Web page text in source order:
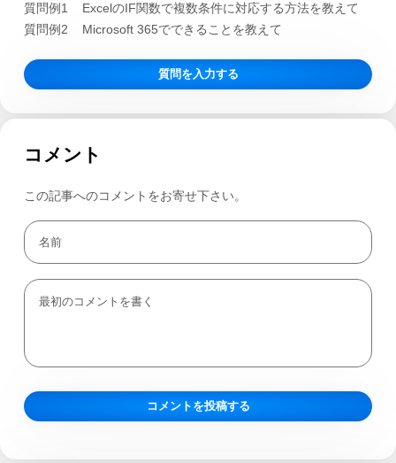
質問例1
ExcelのIF関数で複数条件に対応する方法を教えて
質問例2
Microsoft 365でできることを教えて
質問を入力する
コメント
この記事へのコメントをお寄せ下さい。